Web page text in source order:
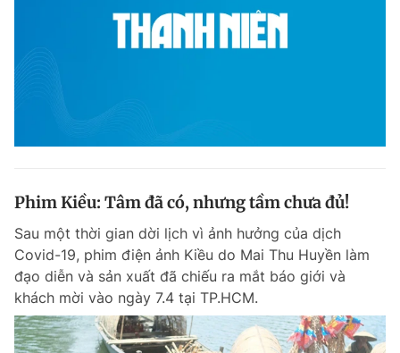
Phim Kiều: Tâm đã có, nhưng tầm chưa đủ!
Sau một thời gian dời lịch vì ảnh hưởng của dịch
Covid-19, phim điện ảnh Kiều do Mai Thu Huyền làm
đạo diễn và sản xuất đã chiếu ra mắt báo giới và
khách mời vào ngày 7.4 tại TP.HCM.